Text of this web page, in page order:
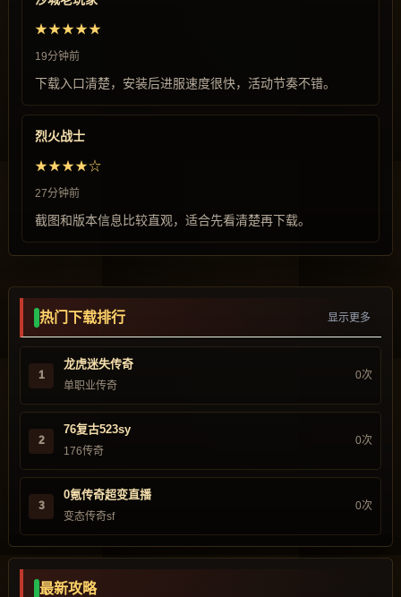
★★★★★
19分钟前
下载入口清楚，安装后进服速度很快，活动节奏不错。
烈火战士
★★★★☆
27分钟前
截图和版本信息比较直观，适合先看清楚再下载。
热门下载排行 显示更多
1
龙虎迷失传奇
单职业传奇
0次
2
76复古523sy
176传奇
0次
3
0氪传奇超变直播
变态传奇sf
0次
最新攻略